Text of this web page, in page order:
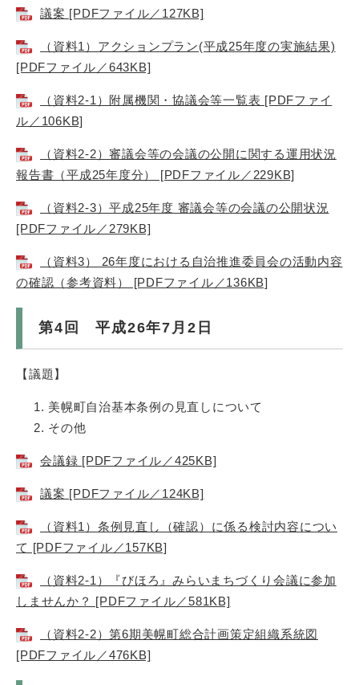
議案 [PDFファイル／127KB]
（資料1）アクションプラン(平成25年度の実施結果)
[PDFファイル／643KB]
（資料2-1）附属機関・協議会等一覧表 [PDFファイ
ル／106KB]
（資料2-2）審議会等の会議の公開に関する運用状況
報告書（平成25年度分） [PDFファイル／229KB]
（資料2-3）平成25年度 審議会等の会議の公開状況
[PDFファイル／279KB]
（資料3） 26年度における自治推進委員会の活動内容
の確認（参考資料） [PDFファイル／136KB]
第4回 平成26年7月2日
【議題】
美幌町自治基本条例の見直しについて
その他
会議録 [PDFファイル／425KB]
議案 [PDFファイル／124KB]
（資料1）条例見直し（確認）に係る検討内容につい
て [PDFファイル／157KB]
（資料2-1）『びほろ』みらいまちづくり会議に参加
しませんか？ [PDFファイル／581KB]
（資料2-2）第6期美幌町総合計画策定組織系統図
[PDFファイル／476KB]